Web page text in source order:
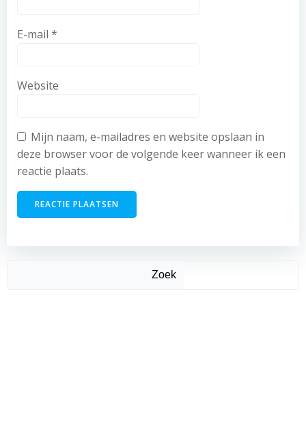
E-mail *
Website
Mijn naam, e-mailadres en website opslaan in
deze browser voor de volgende keer wanneer ik een
reactie plaats.
Zoek